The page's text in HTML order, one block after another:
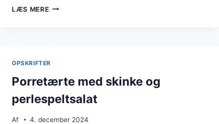
LÆS MEREPORRETÆRTE
SØDME
OPSKRIFTER
Porretærte med skinke og
perlespeltsalat
Af 4. december 2024